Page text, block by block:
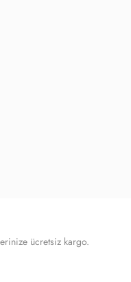
ücretsiz kargo.